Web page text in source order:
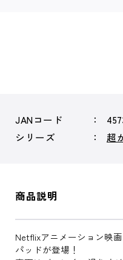
JANコード
シリーズ
超
商品説明
Netflixアニメーション映
パッドが登場！